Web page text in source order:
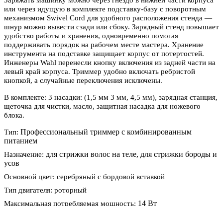
или через идущую в комплекте подставку-базу с поворотным
механизмом Swivel Cord для удобного расположения стенда —
шнур можно вывести сзади или сбоку. Зарядный стенд повышает
удобство работы и хранения, одновременно помогая
поддерживать порядок на рабочем месте мастера. Хранение
инструмента на подставке защищает корпус от потертостей.
Инженеры Wahl перенесли кнопку включения из задней части на
левый край корпуса. Триммер удобно включать ребристой
кнопкой, а случайные переключения исключены.
В комплекте: 3 насадки: (1,5 мм 3 мм, 4,5 мм), зарядная станция,
щеточка для чистки, масло, защитная насадка для ножевого
блока.
Тип: Профессиональный триммер с комбинированным
питанием
Назначение: для стрижки волос на теле, для стрижки бороды и
усов
Основной цвет: серебряный с бордовой вставкой
Тип двигателя: роторный
Максимальная потребляемая мощность: 14 Вт